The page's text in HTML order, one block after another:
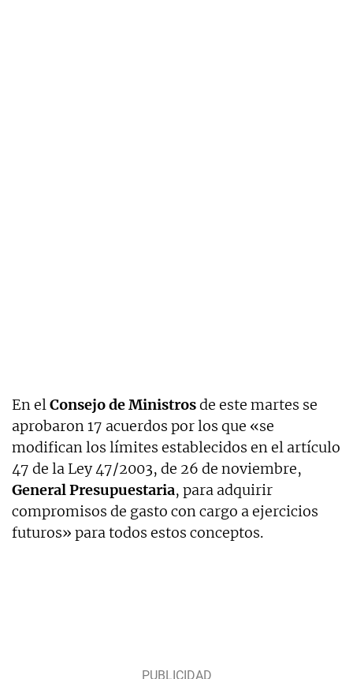
En elConsejo de Ministrosde este martes se
aprobaron 17 acuerdos por los que «se
modifican los límites establecidos en el artículo
47 de la Ley 47/2003, de 26 de noviembre,
General Presupuestaria, para adquirir
compromisos de gasto con cargo a ejercicios
futuros» para todos estos conceptos.